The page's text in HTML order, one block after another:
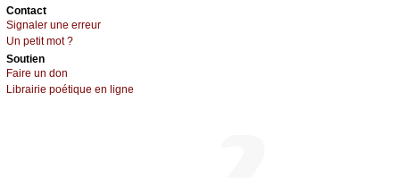
Cоntact
Signaler une errеur
Un pеtit mоt ?
Sоutien
Fаirе un dоn
Librairiе pоétique en lignе